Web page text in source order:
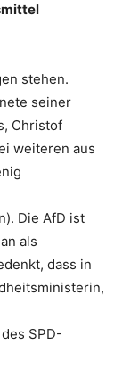
stehen.
seiner
Christof
weiteren aus
Die AfD ist
als
dass in
SPD-